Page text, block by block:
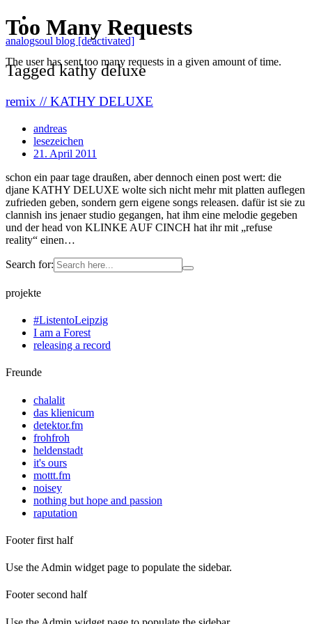
analogsoul blog [deactivated]
Tagged kathy deluxe
remix // KATHY DELUXE
andreas
lesezeichen
21. April 2011
schon ein paar tage draußen, aber dennoch einen post wert: die
djane KATHY DELUXE wolte sich nicht mehr mit platten auflegen
zufrieden geben, sondern gern eigene songs releasen. dafür ist sie zu
clannish ins jenaer studio gegangen, hat ihm eine melodie gegeben
und der head von KLINKE AUF CINCH hat ihr mit „refuse
reality“ einen…
Search for:
projekte
#ListentoLeipzig
I am a Forest
releasing a record
Freunde
chalalit
das klienicum
detektor.fm
frohfroh
heldenstadt
it's ours
mottt.fm
noisey
nothing but hope and passion
raputation
Footer first half
Use the Admin widget page to populate the sidebar.
Footer second half